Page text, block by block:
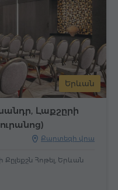
Երևան
Լաքշըրի
Քարտեզի վրա
Քըլեքշն Հոթել, Երևան